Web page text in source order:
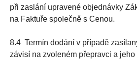
při zaslání upravené objednávky
na Faktuře společně s Cenou.
8.4 Termín dodání v případě
závisí na zvoleném přepravci a